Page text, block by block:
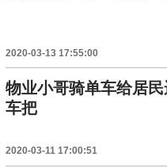
2020-03-13 17:55:00
物业小哥骑单车给居
车把
2020-03-11 17:00:51